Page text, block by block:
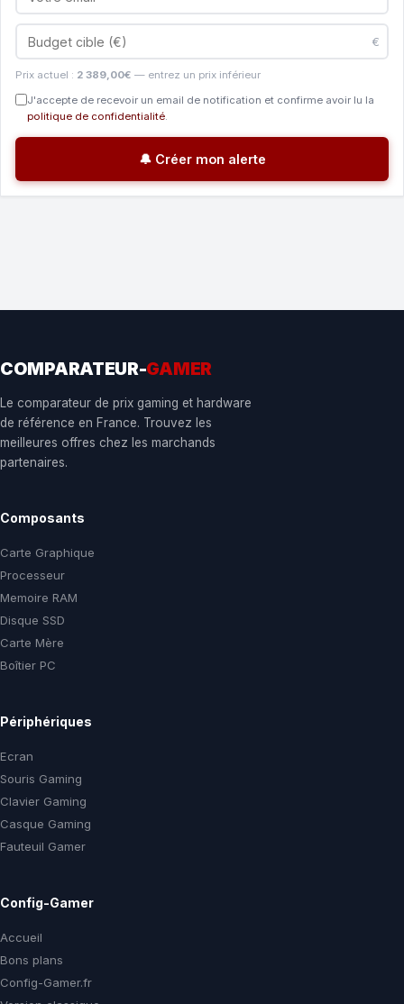
€
Prix actuel : 2 389,00€ — entrez un prix inférieur
J'accepte de recevoir un email de notification et confirme avoir lu la
politique de confidentialité.
🔔 Créer mon alerte
COMPARATEUR-GAMER
Le comparateur de prix gaming et hardware
de référence en France. Trouvez les
meilleures offres chez les marchands
partenaires.
Composants
Carte Graphique
Processeur
Memoire RAM
Disque SSD
Carte Mère
Boîtier PC
Périphériques
Ecran
Souris Gaming
Clavier Gaming
Casque Gaming
Fauteuil Gamer
Config-Gamer
Accueil
Bons plans
Config-Gamer.fr